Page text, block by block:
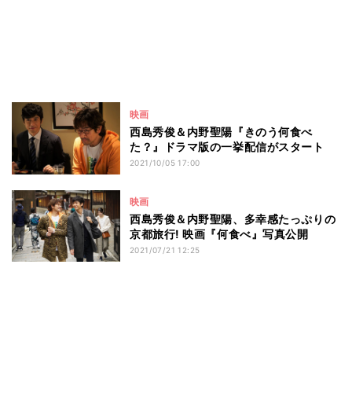
映画
西島秀俊＆内野聖陽『きのう何食べ
た？』ドラマ版の一挙配信がスタート
2021/10/05 17:00
映画
西島秀俊＆内野聖陽、多幸感たっぷりの
京都旅行! 映画『何食べ』写真公開
2021/07/21 12:25